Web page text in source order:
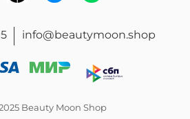
info@beautymoon.shop
Beauty Moon Shop